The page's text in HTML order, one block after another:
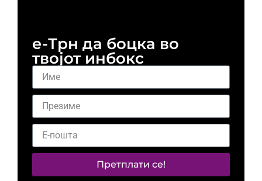
е-Трн да боцка во
твојот инбокс
Претплати се!